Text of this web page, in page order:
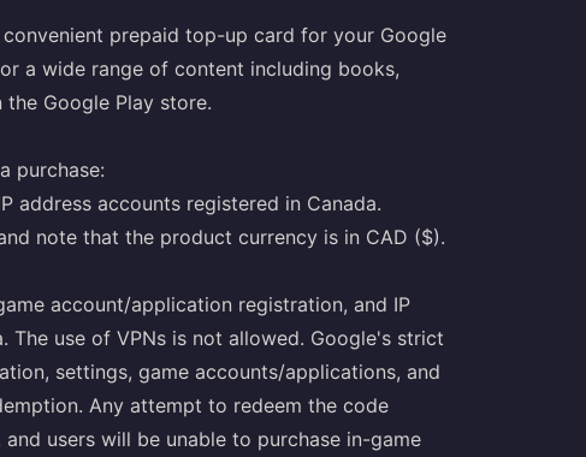
prepaid top-up card for your Google
a wide range of content including books,
the Google Play store.
purchase:
address accounts registered in Canada.
note that the product currency is in CAD ($).
account/application registration, and IP
The use of VPNs is not allowed. Google's strict
settings, game accounts/applications, and
Any attempt to redeem the code
users will be unable to purchase in-game